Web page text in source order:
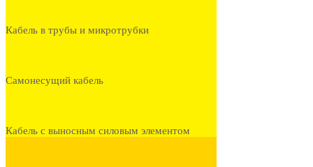
Кабель в трубы и микротрубки
Самонесущий кабель
Кабель с выносным силовым элементом